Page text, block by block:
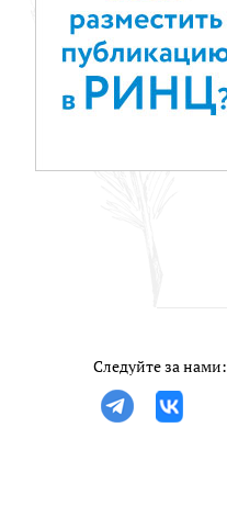
Следуйте за нами: